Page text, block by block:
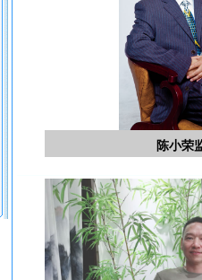
陈小荣